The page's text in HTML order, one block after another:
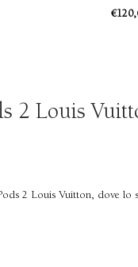
€
2 Louis
2 Louis Vuitton, dove lo